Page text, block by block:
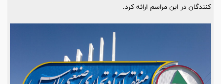
کنندگان در این مراسم ارائه کرد.